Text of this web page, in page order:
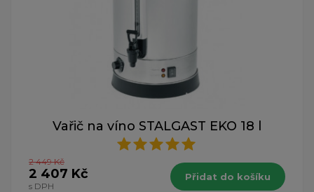
Vařič na víno STALGAST EKO 18 l
2 449 Kč
2 407 Kč
s DPH
Přidat do košíku